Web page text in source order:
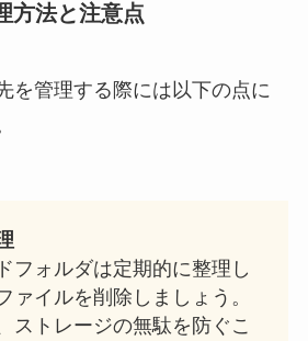
方法と注意点
を管理する際には以下の点に
フォルダは定期的に整理し
ァイルを削除しましょう。
ストレージの無駄を防ぐこ